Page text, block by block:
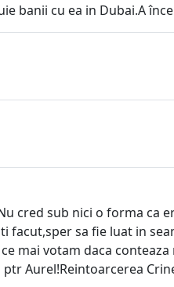
banii cu ea in Dubai.A
cred sub nici o forma ca
sa fie luat in
mai votam daca
Aurel!Reintoarcerea